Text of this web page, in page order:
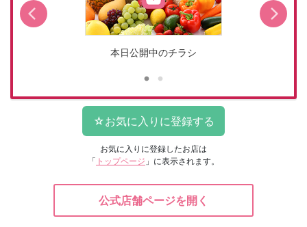
本日公開中のチラシ
お気に入りに登録したお店は
「 トップページ 」に表示されます。
公式店舗ページを開く